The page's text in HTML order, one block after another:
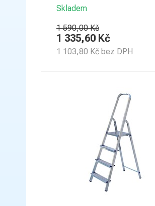
Skladem
1 590,00 Kč
1 335,60 Kč
1 103,80 Kč bez DPH